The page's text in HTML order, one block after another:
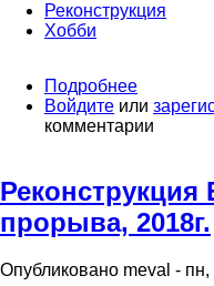
Реконструкция
Хобби
Подробнее
восстание
Войдите или
комментарии
Реконструкция
прорыва, 2018г.
Опубликовано meval - пн,